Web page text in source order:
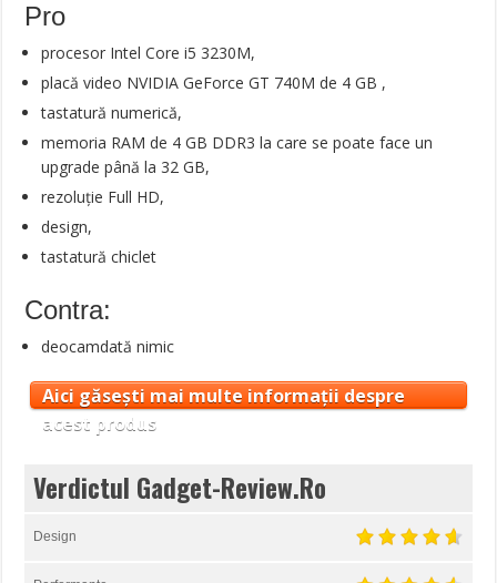
Pro
procesor Intel Core i5 3230M,
placă video NVIDIA GeForce GT 740M de 4 GB ,
tastatură numerică,
memoria RAM de 4 GB DDR3 la care se poate face un
upgrade până la 32 GB,
rezoluţie Full HD,
design,
tastatură chiclet
Contra:
deocamdată nimic
Aici găsești mai multe informații despre
acest produs
Verdictul Gadget-Review.Ro
Design